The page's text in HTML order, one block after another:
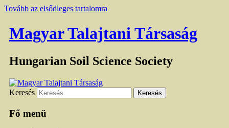
Tovább az elsődleges tartalomra
Magyar Talajtani Társaság
Hungarian Soil Science Society
Keresés
Fő menü